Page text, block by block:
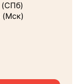
(СПб)
(Мск)